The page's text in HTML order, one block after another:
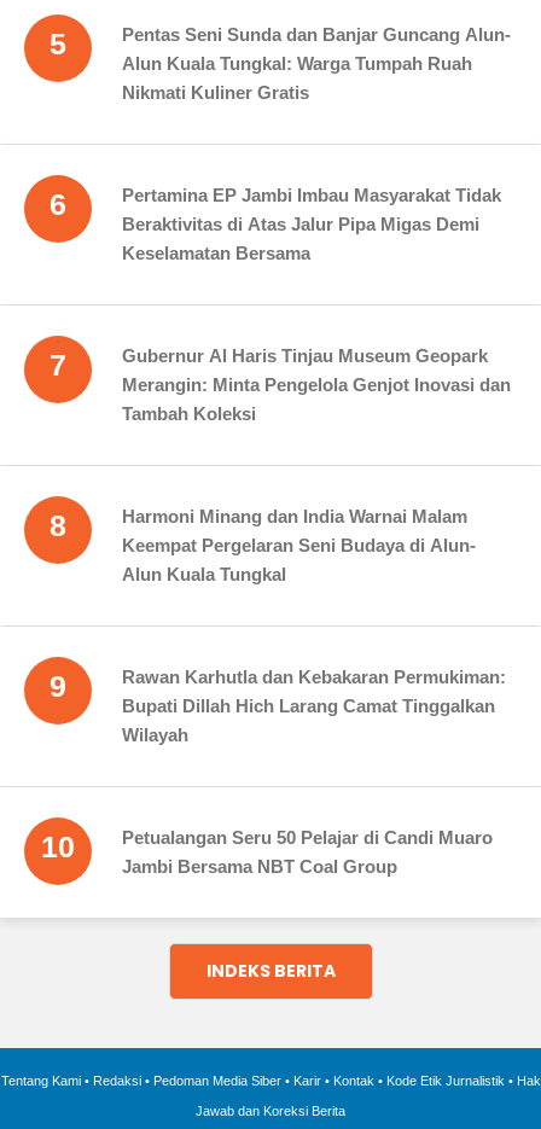
5
Pentas Seni Sunda dan Banjar Guncang Alun-
Alun Kuala Tungkal: Warga Tumpah Ruah
Nikmati Kuliner Gratis
6
Pertamina EP Jambi Imbau Masyarakat Tidak
Beraktivitas di Atas Jalur Pipa Migas Demi
Keselamatan Bersama
7
Gubernur Al Haris Tinjau Museum Geopark
Merangin: Minta Pengelola Genjot Inovasi dan
Tambah Koleksi
8
Harmoni Minang dan India Warnai Malam
Keempat Pergelaran Seni Budaya di Alun-
Alun Kuala Tungkal
9
Rawan Karhutla dan Kebakaran Permukiman:
Bupati Dillah Hich Larang Camat Tinggalkan
Wilayah
10
Petualangan Seru 50 Pelajar di Candi Muaro
Jambi Bersama NBT Coal Group
INDEKS BERITA
Tentang Kami• Redaksi• Pedoman Media Siber• Karir• Kontak • Kode Etik Jurnalistik • Hak
Jawab dan Koreksi Berita